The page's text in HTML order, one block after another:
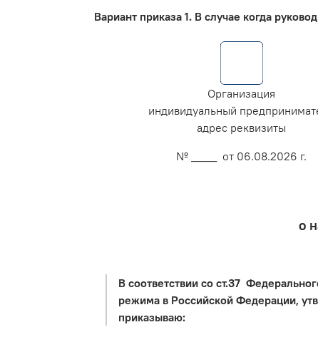
Вариант приказа 1. В случае когда
Организация
индивидуальный
адрес реквизиты
№ ____ от 06.08.2026 г.
о
В соответствии со ст.37
режима в Российской Федерации,
приказываю: